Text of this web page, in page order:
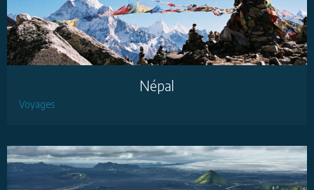
Népal
Voyages